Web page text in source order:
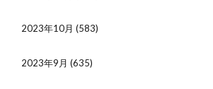
2023年10月 (583)
2023年9月 (635)